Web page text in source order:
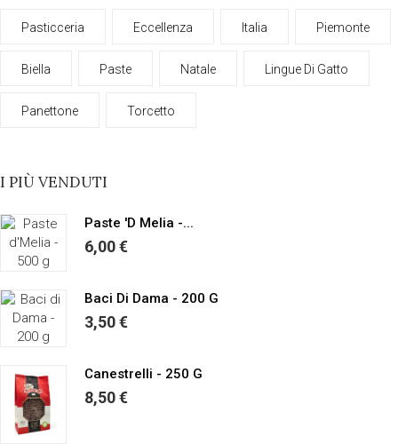
Pasticceria Eccellenza Italia Piemonte
Biella Paste Natale Lingue Di Gatto
Panettone Torcetto
I PIÙ VENDUTI
Paste 'd Melia -...
6,00 €
Baci Di Dama - 200 G
3,50 €
Canestrelli - 250 G
8,50 €